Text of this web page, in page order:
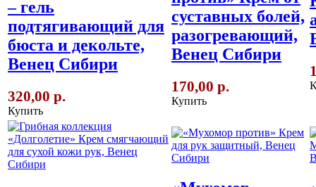
– гель
подтягивающий для
бюста и декольте,
Венец Сибири
320,00 р.
Купить
суставных болей,
разогревающий,
Венец Сибири
170,00 р.
Купить